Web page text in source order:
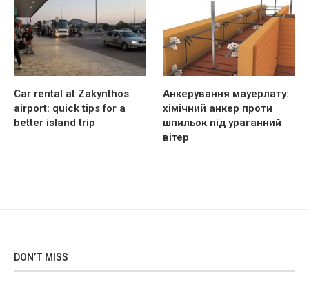
Car rental at Zakynthos
airport: quick tips for a
better island trip
Анкерування мауерлату:
хімічний анкер проти
шпильок під ураганний
вітер
DON’T MISS